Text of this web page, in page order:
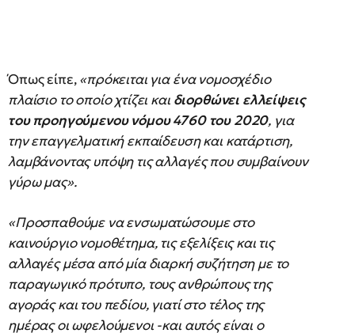
Όπως είπε,«πρόκειται για ένα νομοσχέδιο
πλαίσιο το οποίο χτίζει και διορθώνει ελλείψεις
του προηγούμενου νόμου 4760 του 2020, για
την επαγγελματική εκπαίδευση και κατάρτιση,
λαμβάνοντας υπόψη τις αλλαγές που συμβαίνουν
γύρω μας».
«Προσπαθούμε να ενσωματώσουμε στο
καινούργιο νομοθέτημα, τις εξελίξεις και τις
αλλαγές μέσα από μία διαρκή συζήτηση με το
παραγωγικό πρότυπο, τους ανθρώπους της
αγοράς και του πεδίου, γιατί στο τέλος της
ημέρας οι ωφελούμενοι -και αυτός είναι ο